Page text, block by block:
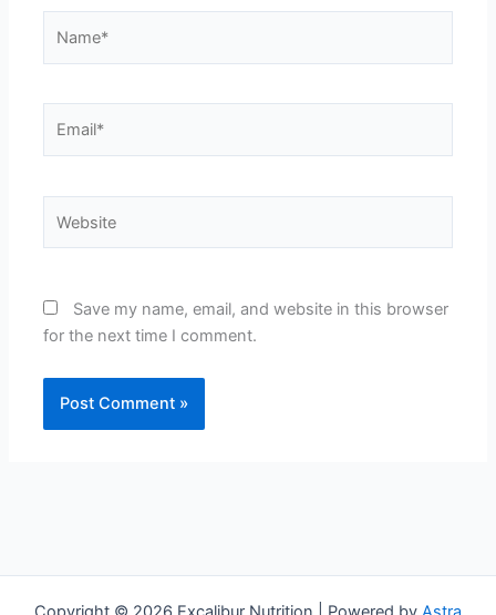
Save my name, email, and website in this browser
for the next time I comment.